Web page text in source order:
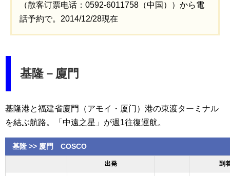
（散客订票电话：0592-6011758（中国））から電
話予約で。2014/12/28現在
基隆－廈門
基隆港と福建省廈門（アモイ・厦门）港の東渡ターミナル
を結ぶ航路。「中遠之星」が週1往復運航。
基隆 >> 廈門 COSCO
出発 到